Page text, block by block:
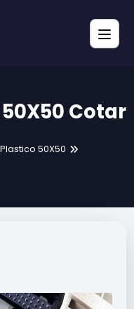
Cotar
50X50